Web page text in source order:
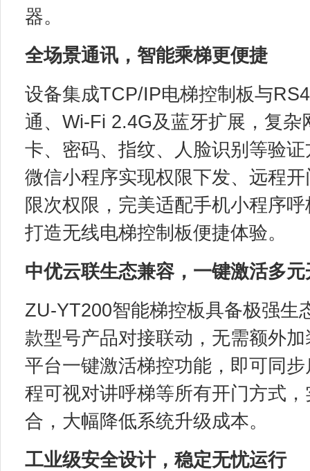
器。
全场景通讯，智能乘梯更便捷
设备集成TCP/IP电梯控制板与
通、Wi-Fi 2.4G及蓝牙扩展，复
卡、密码、指纹、人脸识别等验
微信小程序实现权限下发、远程
限次权限，完美适配手机小程序
打造无线电梯控制板便捷体验。
中优云联生态兼容，一键激活多元
ZU-YT200智能梯控板具备极强生
款型号产品对接联动，无需额外
平台一键激活梯控功能，即可同
程可视对讲呼梯等所有开门方式
合，大幅降低系统升级成本。
工业级安全设计，稳定无忧运行